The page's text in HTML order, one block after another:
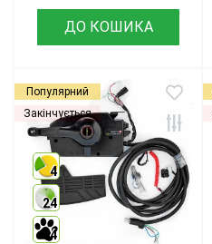
ДО КОШИКА
Популярний
Закінчується
4
24
4